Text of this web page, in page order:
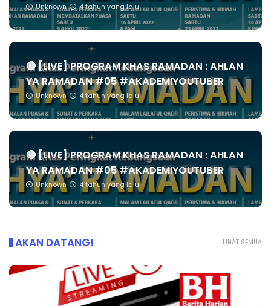
Unknown 4 tahun yang lalu
🔴 [LIVE] PROGRAM KHAS RAMADAN : AHLAN
YA RAMADAN #05 #AKADEMIYOUTUBER
Unknown 4 tahun yang lalu
🔴 [LIVE] PROGRAM KHAS RAMADAN : AHLAN
YA RAMADAN #05 #AKADEMIYOUTUBER
Unknown 4 tahun yang lalu
LIHAT SEMUA
AKAN DATANG!